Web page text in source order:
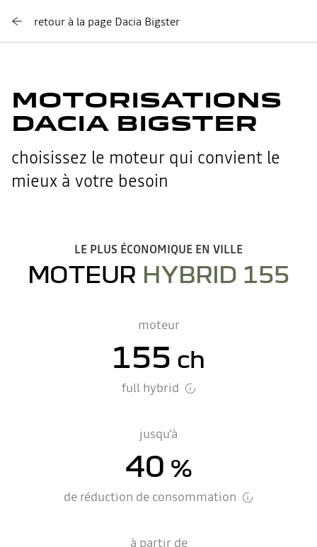
retour à la page Dacia Bigster
MOTORISATIONS
DACIA BIGSTER
choisissez le moteur qui convient le
mieux à votre besoin
LE PLUS ÉCONOMIQUE EN VILLE
MOTEUR HYBRID 155
moteur
155 ch
full hybrid
jusqu'à
40 %
de réduction de consommation
à partir de